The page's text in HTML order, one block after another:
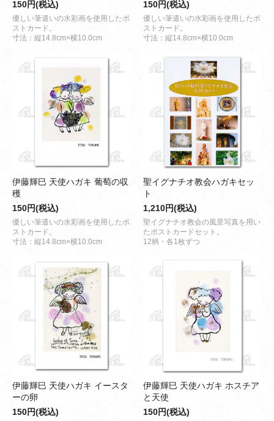
150円(税込)
優しい筆遣いの水彩画を使用したポ
ストカード。
寸法：縦14.8cm×横10.0cm
150円(税込)
優しい筆遣いの水彩画を使用したポ
ストカード。
寸法：縦14.8cm×横10.0cm
伊藤輝巳 天使ハガキ 葡萄の収
穫
150円(税込)
優しい筆遣いの水彩画を使用したポ
ストカード。
寸法：縦14.8cm×横10.0cm
聖イグナチオ教会ハガキセッ
ト
1,210円(税込)
聖イグナチオ教会の風景写真を用い
たポストカードセット。
12柄・各1枚ずつ
伊藤輝巳 天使ハガキ イースタ
ーの卵
150円(税込)
伊藤輝巳 天使ハガキ ホスチア
と天使
150円(税込)